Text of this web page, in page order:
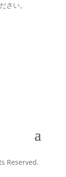
さい。
Reserved.